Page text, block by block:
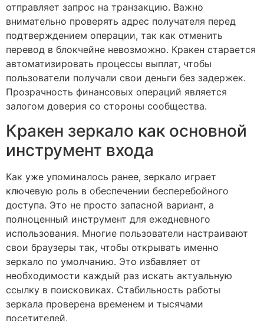
отправляет запрос на транзакцию. Важно
внимательно проверять адрес получателя перед
подтверждением операции, так как отменить
перевод в блокчейне невозможно. Кракен старается
автоматизировать процессы выплат, чтобы
пользователи получали свои деньги без задержек.
Прозрачность финансовых операций является
залогом доверия со стороны сообщества.
Кракен зеркало как основной
инструмент входа
Как уже упоминалось ранее, зеркало играет
ключевую роль в обеспечении бесперебойного
доступа. Это не просто запасной вариант, а
полноценный инструмент для ежедневного
использования. Многие пользователи настраивают
свои браузеры так, чтобы открывать именно
зеркало по умолчанию. Это избавляет от
необходимости каждый раз искать актуальную
ссылку в поисковиках. Стабильность работы
зеркала проверена временем и тысячами
посетителей.